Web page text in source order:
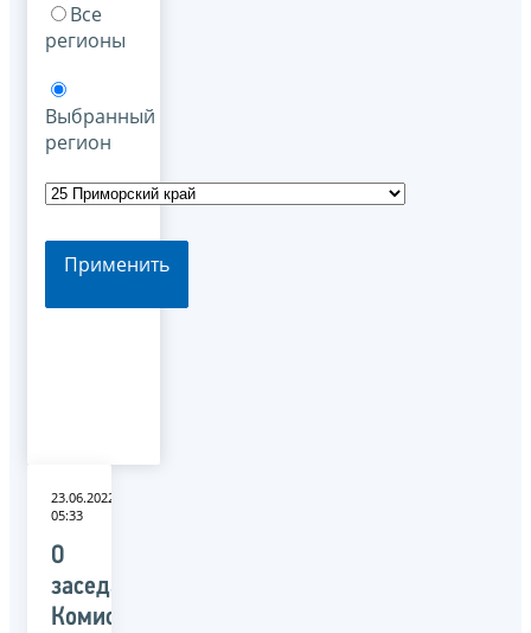
Все
регионы
Выбранный
регион
Применить
23.06.2022
05:33
О
заседании
Комиссии